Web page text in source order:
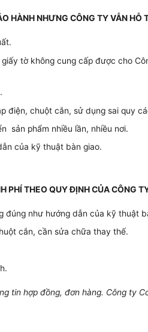
HÀNH NHƯNG CÔNG TY VẪN HỖ
tờ không cung cấp được cho
điện, chuột cắn, sử dụng sai quy
sản phẩm nhiều lần, nhiều nơi.
của kỹ thuật bàn giao.
PHÍ THEO QUY ĐỊNH CỦA CÔNG
đúng như hướng dẫn của kỹ thuật
cắn, cần sửa chữa thay thế.
tin hợp đồng, đơn hàng. Công ty